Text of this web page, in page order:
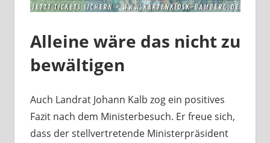
Alleine wäre das nicht zu
bewältigen
Auch Landrat Johann Kalb zog ein positives
Fazit nach dem Ministerbesuch. Er freue sich,
dass der stellvertretende Ministerpräsident